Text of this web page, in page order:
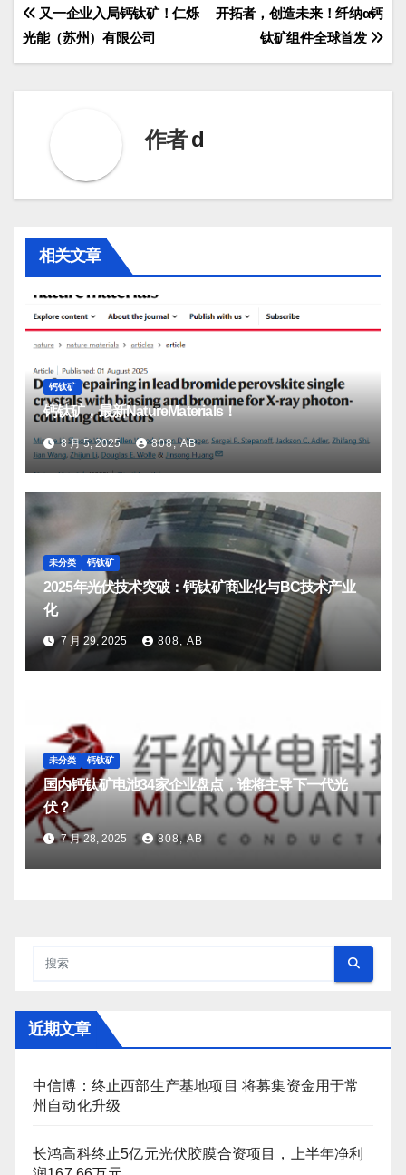
文
章
开拓者，创造未来！纤纳α钙
钛矿组件全球首发
又一企业入局钙钛矿！仁烁
光能（苏州）有限公司
作者d
相关文章
钙钛矿
钙钛矿，最新NatureMaterials！
8 月 5, 2025 808, AB
未分类 钙钛矿
2025年光伏技术突破：钙钛矿商业化与BC技术产业
化
7 月 29, 2025 808, AB
未分类 钙钛矿
国内钙钛矿电池34家企业盘点，谁将主导下一代光
伏？
7 月 28, 2025 808, AB
近期文章
中信博：终止西部生产基地项目 将募集资金用于常
州自动化升级
长鸿高科终止5亿元光伏胶膜合资项目，上半年净利